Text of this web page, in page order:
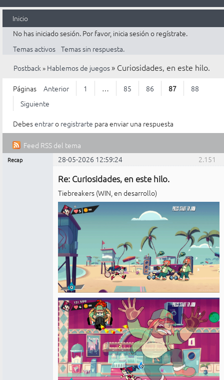
Inicio
No has iniciado sesión. Por favor, inicia sesión o regístrate.
Temas activos Temas sin respuesta.
Postback» Hablemos de juegos » Curiosidades, en este hilo.
Páginas Anterior 1 … 85 86 87
88
Siguiente
Debesentraro registrarte para enviar una respuesta
Feed RSS del tema
2.151
Recap 28-05-2026 12:59:24
Re: Curiosidades, en este hilo.
Tiebreakers (WIN, en desarrollo)